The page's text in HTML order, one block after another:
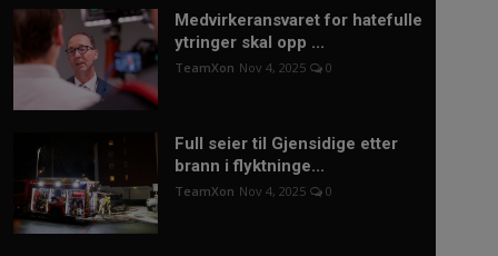
Medvirkeransvaret for hatefulle
ytringer skal opp ...
TeamXon Nov 4, 2025 0
Full seier til Gjensidige etter
brann i flyktninge...
TeamXon Nov 4, 2025 0